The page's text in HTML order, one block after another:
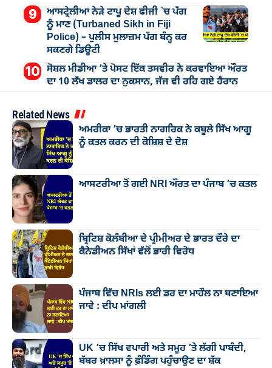
ਆਸਟ੍ਰੇਲੀਆ ਨੇੜੇ ਟਾਪੂ ਦੇਸ਼ ਫੀਜੀ `ਚ ਪੱਗ
ਨੂੰ ਮਾਣ (Turbaned Sikh in Fiji
Police) – ਪੁਲੀਸ ਮੁਲਾਜ਼ਮ ਪੱਗ ਬੰਨ੍ਹ ਕਰ
ਸਕਣਗੇ ਡਿਊਟੀ
ਸੋਸ਼ਲ ਮੀਡੀਆ ’ਤੇ ਪੋਸਟ ਇੱਕ ਤਸਵੀਰ ਨੇ ਕਰਵਾਇਆ ਔਰਤ
ਦਾ 10 ਲੱਖ ਡਾਲਰ ਦਾ ਨੁਕਸਾਨ, ਜੱਜ ਵੀ ਰਹਿ ਗਏ ਹੈਰਾਨ
Related News
ਅਮਰੀਕਾ ’ਚ ਭਾਰਤੀ ਨਾਗਰਿਕ ਨੇ ਕਬੂਲੇ ਸਿੱਖ ਆਗੂ
ਨੂੰ ਕਤਲ ਕਰਨ ਦੀ ਕੋਸ਼ਿਸ਼ ਦੇ ਦੋਸ਼
ਆਸਟਰੀਆ ਤੋਂ ਗਈ NRI ਔਰਤ ਦਾ ਪੰਜਾਬ ’ਚ ਕਤਲ
ਬ੍ਰਿਟਿਸ਼ ਕੋਲੰਬੀਆ ਦੇ ਪ੍ਰੀਮੀਅਰ ਦੇ ਭਾਰਤ ਦੌਰੇ ਦਾ
ਕੈਨੇਡੀਅਨ ਸਿੱਖਾਂ ਵੱਲੋਂ ਭਾਰੀ ਵਿਰੋਧ
ਪੰਜਾਬ ਵਿੱਚ NRIs ਲਈ ਡਰ ਦਾ ਮਾਹੌਲ ਨਾ ਬਣਾਇਆ
ਜਾਵੇ : ਦੀਪ ਮਾਂਗਲੀ
UK ’ਚ ਸਿੱਖ ਵਪਾਰੀ ਅਤੇ ਸਮੂਹ ’ਤੇ ਲੱਗੀ ਪਾਬੰਦੀ,
ਬੱਬਰ ਖ਼ਾਲਸਾ ਨੂੰ ਫ਼ੰਡਿੰਗ ਪਹੁੰਚਾਉਣ ਦਾ ਸ਼ੱਕ